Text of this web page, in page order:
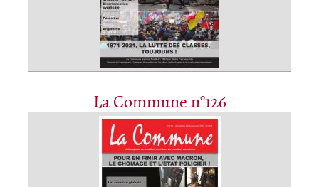
La Commune n°126